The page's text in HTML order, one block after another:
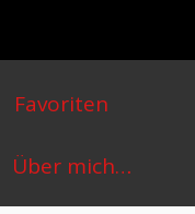
Favoriten
Über mich…